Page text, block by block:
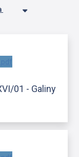
01 - Galiny